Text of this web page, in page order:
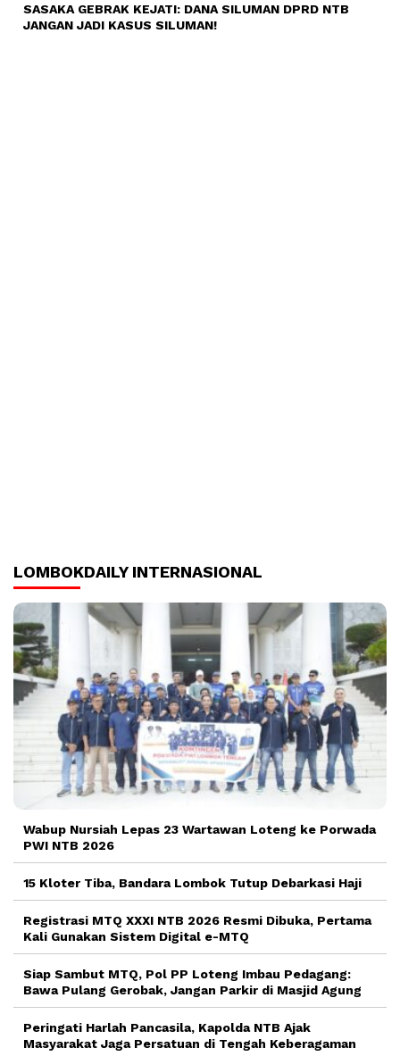
SASAKA GEBRAK KEJATI: DANA SILUMAN DPRD NTB
JANGAN JADI KASUS SILUMAN!
LOMBOKDAILY INTERNASIONAL
Wabup Nursiah Lepas 23 Wartawan Loteng ke Porwada
PWI NTB 2026
15 Kloter Tiba, Bandara Lombok Tutup Debarkasi Haji
Registrasi MTQ XXXI NTB 2026 Resmi Dibuka, Pertama
Kali Gunakan Sistem Digital e-MTQ
Siap Sambut MTQ, Pol PP Loteng Imbau Pedagang:
Bawa Pulang Gerobak, Jangan Parkir di Masjid Agung
Peringati Harlah Pancasila, Kapolda NTB Ajak
Masyarakat Jaga Persatuan di Tengah Keberagaman